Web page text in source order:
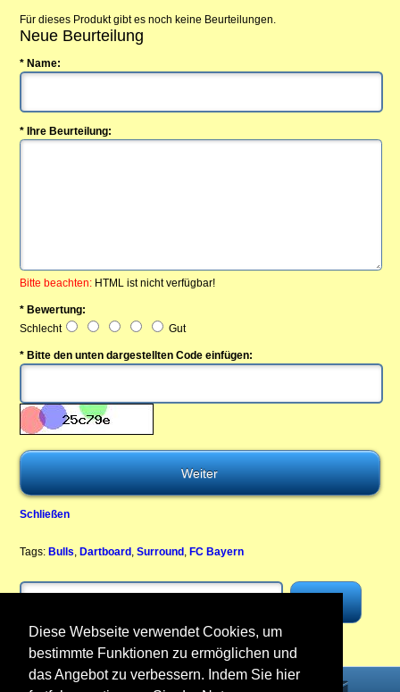
Diese Webseite verwendet Cookies, um
bestimmte Funktionen zu ermöglichen und
das Angebot zu verbessern. Indem Sie hier
Für dieses Produkt gibt es noch keine Beurteilungen.
Neue Beurteilung
* Name:
* Ihre Beurteilung:
Bitte beachten: HTML ist nicht verfügbar!
* Bewertung:
Schlecht
Gut
* Bitte den unten dargestellten Code einfügen:
Schließen
Tags: Bulls, Dartboard ,Surround , FC Bayern